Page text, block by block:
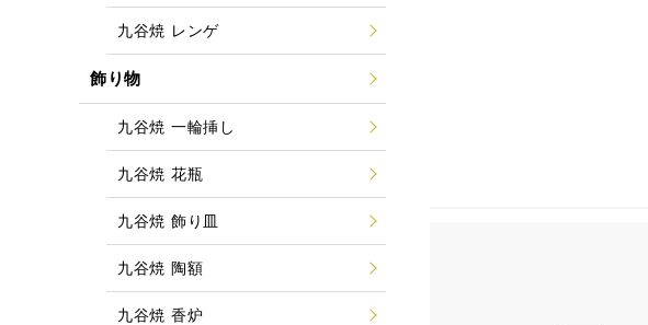
九谷焼 レンゲ
飾り物
九谷焼 一輪挿し
九谷焼 花瓶
九谷焼 飾り皿
九谷焼 陶額
九谷焼 香炉